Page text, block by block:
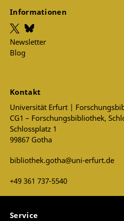
Informationen
Newsletter
Blog
Kontakt
Universität Erfurt |
CG1 – Forschungsbibliothek,
Schlossplatz 1
99867 Gotha
bibliothek.gotha@uni-erfurt.de
+49 361 737-5540
Service